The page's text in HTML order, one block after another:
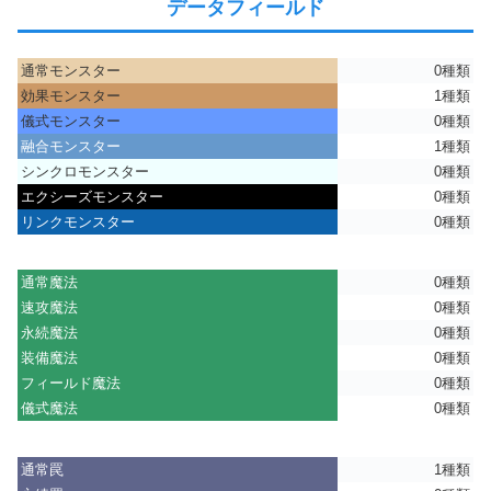
データフィールド
通常モンスター
0種類
効果モンスター
1種類
儀式モンスター
0種類
融合モンスター
1種類
シンクロモンスター
0種類
エクシーズモンスター
0種類
リンクモンスター
0種類
通常魔法
0種類
速攻魔法
0種類
永続魔法
0種類
装備魔法
0種類
フィールド魔法
0種類
儀式魔法
0種類
通常罠
1種類